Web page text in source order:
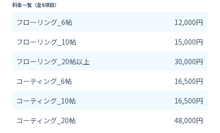
料金一覧（全6項目）
フローリング_6帖
12,000円
フローリング_10帖
15,000円
フローリング_20帖以上
30,000円
コーティング_6帖
16,500円
コーティング_10帖
16,500円
コーティング_20帖
48,000円